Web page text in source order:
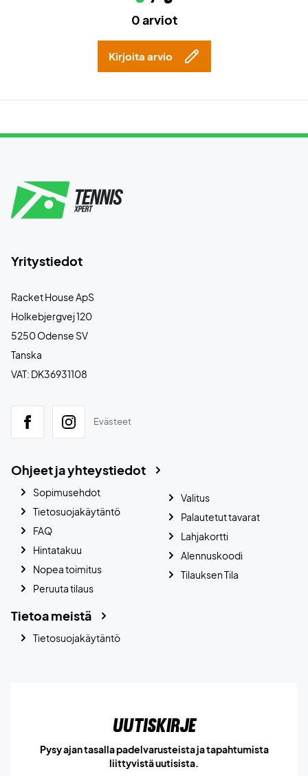
0 arviot
Kirjoita arvio
Yritystiedot
Racket House ApS
Holkebjergvej 120
5250 Odense SV
Tanska
VAT: DK36931108
Evästeet
Ohjeet ja yhteystiedot
Sopimusehdot
Tietosuojakäytäntö
FAQ
Hintatakuu
Nopea toimitus
Peruuta tilaus
Valitus
Palautetut tavarat
Lahjakortti
Alennuskoodi
Tilauksen Tila
Tietoa meistä
Tietosuojakäytäntö
Uutiskirje
Pysy ajan tasalla padelvarusteista ja tapahtumista
liittyvistä uutisista.